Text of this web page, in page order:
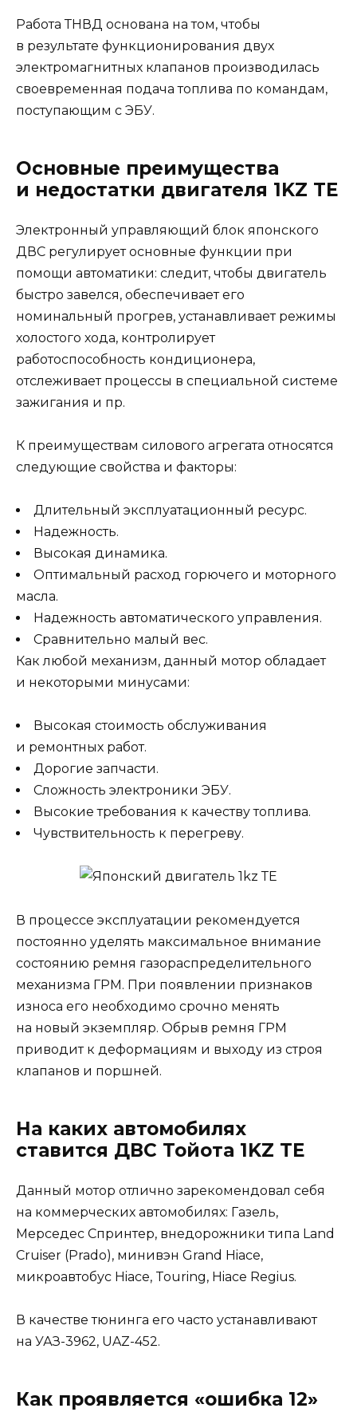
Работа ТНВД основана на том, чтобы
в результате функционирования двух
электромагнитных клапанов производилась
своевременная подача топлива по командам,
поступающим с ЭБУ.
Основные преимущества
и недостатки двигателя 1KZ TE
Электронный управляющий блок японского
ДВС регулирует основные функции при
помощи автоматики: следит, чтобы двигатель
быстро завелся, обеспечивает его
номинальный прогрев, устанавливает режимы
холостого хода, контролирует
работоспособность кондиционера,
отслеживает процессы в специальной системе
зажигания и пр.
К преимуществам силового агрегата относятся
следующие свойства и факторы:
Длительный эксплуатационный ресурс.
Надежность.
Высокая динамика.
Оптимальный расход горючего и моторного
масла.
Надежность автоматического управления.
Сравнительно малый вес.
Как любой механизм, данный мотор обладает
и некоторыми минусами:
Высокая стоимость обслуживания
и ремонтных работ.
Дорогие запчасти.
Сложность электроники ЭБУ.
Высокие требования к качеству топлива.
Чувствительность к перегреву.
В процессе эксплуатации рекомендуется
постоянно уделять максимальное внимание
состоянию ремня газораспределительного
механизма ГРМ. При появлении признаков
износа его необходимо срочно менять
на новый экземпляр. Обрыв ремня ГРМ
приводит к деформациям и выходу из строя
клапанов и поршней.
На каких автомобилях
ставится ДВС Тойота 1KZ TE
Данный мотор отлично зарекомендовал себя
на коммерческих автомобилях: Газель,
Мерседес Спринтер, внедорожники типа Land
Cruiser (Prado), минивэн Grand Hiace,
микроавтобус Hiace, Touring, Hiace Regius.
В качестве тюнинга его часто устанавливают
на УАЗ-3962, UAZ-452.
Как проявляется «ошибка 12»